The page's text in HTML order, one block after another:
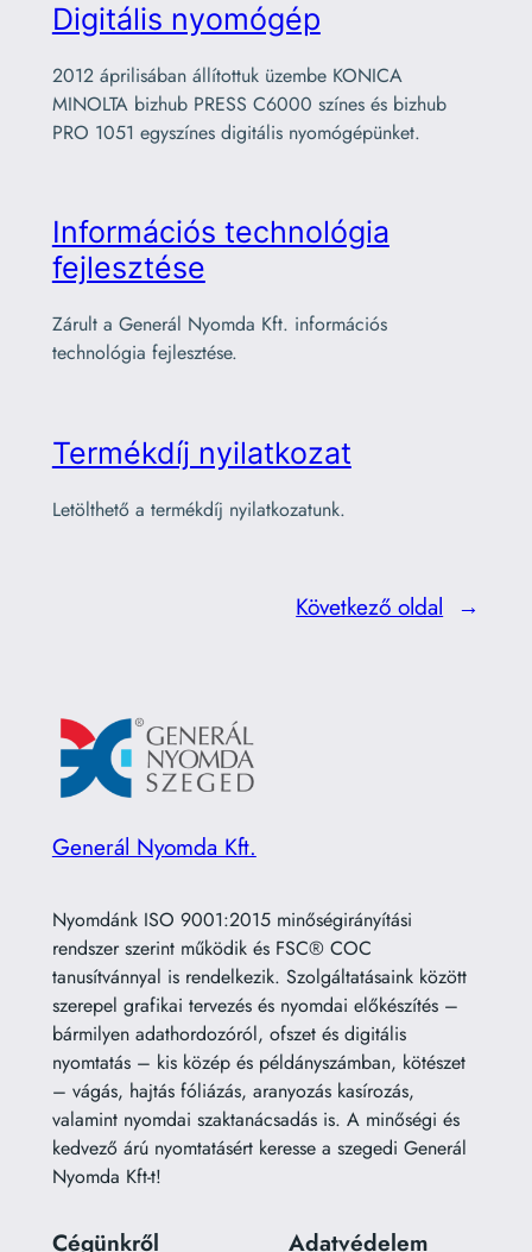
Digitális nyomógép
2012 áprilisában állítottuk üzembe KONICA
MINOLTA bizhub PRESS C6000 színes és bizhub
PRO 1051 egyszínes digitális nyomógépünket.
Információs technológia
fejlesztése
Zárult a Generál Nyomda Kft. információs
technológia fejlesztése.
Termékdíj nyilatkozat
Letölthető a termékdíj nyilatkozatunk.
Következő oldal →
Generál Nyomda Kft.
Nyomdánk ISO 9001:2015 minőségirányítási
rendszer szerint működik és FSC® COC
tanusítvánnyal is rendelkezik. Szolgáltatásaink között
szerepel grafikai tervezés és nyomdai előkészítés –
bármilyen adathordozóról, ofszet és digitális
nyomtatás – kis közép és példányszámban, kötészet
– vágás, hajtás fóliázás, aranyozás kasírozás,
valamint nyomdai szaktanácsadás is. A minőségi és
kedvező árú nyomtatásért keresse a szegedi Generál
Nyomda Kft-t!
Cégünkről Adatvédelem